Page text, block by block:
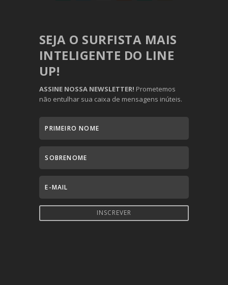
SEJA O SURFISTA MAIS
INTELIGENTE DO LINE
UP!
ASSINE NOSSA NEWSLETTER! Prometemos
não entulhar sua caixa de mensagens inúteis.
INSCREVER